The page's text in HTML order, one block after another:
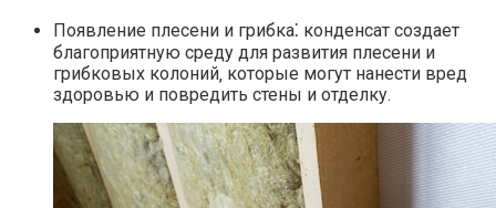
Появление плесени и грибка⁚ конденсат создает
благоприятную среду для развития плесени и
грибковых колоний‚ которые могут нанести вред
здоровью и повредить стены и отделку.